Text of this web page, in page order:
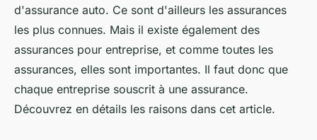
d'assurance auto. Ce sont d'ailleurs les assurances
les plus connues. Mais il existe également des
assurances pour entreprise, et comme toutes les
assurances, elles sont importantes. Il faut donc que
chaque entreprise souscrit à une assurance.
Découvrez en détails les raisons dans cet article.